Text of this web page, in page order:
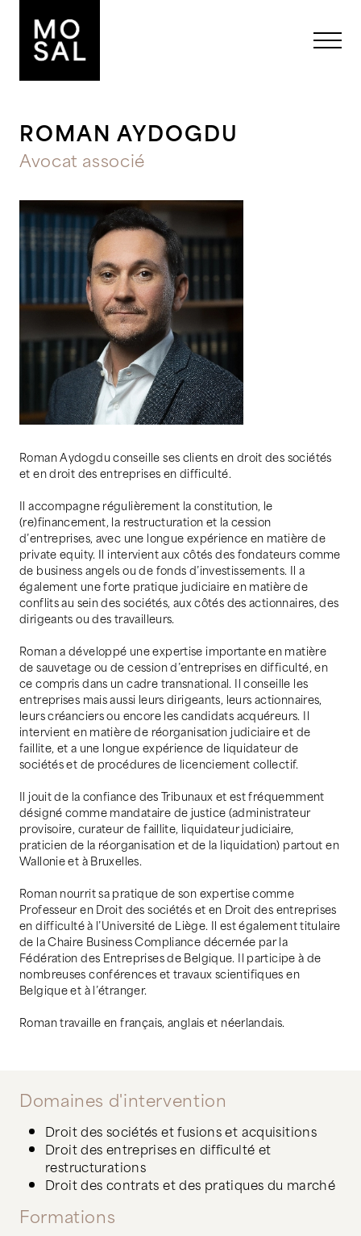
ROMAN AYDOGDU
Avocat associé
Roman Aydogdu conseille ses clients en droit des sociétés
et en droit des entreprises en difficulté.
Il accompagne régulièrement la constitution, le
(re)financement, la restructuration et la cession
d’entreprises, avec une longue expérience en matière de
private equity. Il intervient aux côtés des fondateurs comme
de business angels ou de fonds d’investissements. Il a
également une forte pratique judiciaire en matière de
conflits au sein des sociétés, aux côtés des actionnaires, des
dirigeants ou des travailleurs.
Roman a développé une expertise importante en matière
de sauvetage ou de cession d’entreprises en difficulté, en
ce compris dans un cadre transnational. Il conseille les
entreprises mais aussi leurs dirigeants, leurs actionnaires,
leurs créanciers ou encore les candidats acquéreurs. Il
intervient en matière de réorganisation judiciaire et de
faillite, et a une longue expérience de liquidateur de
sociétés et de procédures de licenciement collectif.
Il jouit de la confiance des Tribunaux et est fréquemment
désigné comme mandataire de justice (administrateur
provisoire, curateur de faillite, liquidateur judiciaire,
praticien de la réorganisation et de la liquidation) partout en
Wallonie et à Bruxelles.
Roman nourrit sa pratique de son expertise comme
Professeur en Droit des sociétés et en Droit des entreprises
en difficulté à l’Université de Liège. Il est également titulaire
de la Chaire Business Compliance décernée par la
Fédération des Entreprises de Belgique. Il participe à de
nombreuses conférences et travaux scientifiques en
Belgique et à l’étranger.
Roman travaille en français, anglais et néerlandais.
Domaines d'intervention
Droit des sociétés et fusions et acquisitions
Droit des entreprises en difficulté et
restructurations
Droit des contrats et des pratiques du marché
Formations